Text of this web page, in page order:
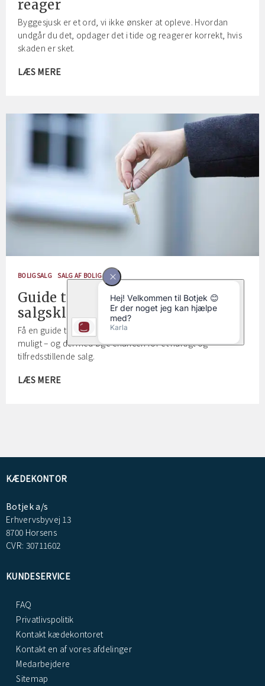
reager
Byggesjusk er et ord, vi ikke ønsker at opleve. Hvordan
undgår du det, opdager det i tide og reagerer korrekt, hvis
skaden er sket.
LÆS MERE
BOLIGSALG SALG AF BOLIG
Guide til at gøre din bolig
salgsklar
Få en guide til, hvordan du præsenterer din bolig bedst
muligt – og dermed øge chancen for et hurtigt og
tilfredsstillende salg.
LÆS MERE
KÆDEKONTOR
Botjek a/s
Erhvervsbyvej 13
8700 Horsens
CVR: 30711602
KUNDESERVICE
FAQ
Privatlivspolitik
Kontakt kædekontoret
Kontakt en af vores afdelinger
Medarbejdere
Sitemap